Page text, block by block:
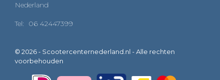
Nederland
Tel: 06 42447399
© 2026 - Scootercenternederland.nl - Alle rechten
voorbehouden